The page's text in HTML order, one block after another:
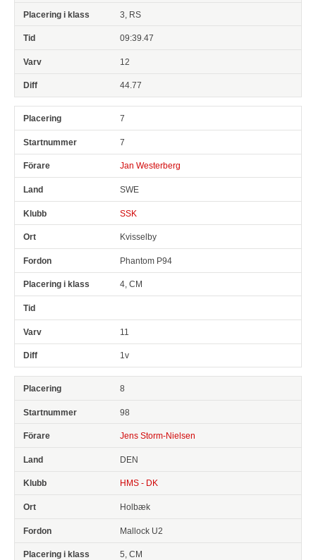
3, RS
09:39.47
12
44.77
7
7
Jan Westerberg
SWE
SSK
Kvisselby
Phantom P94
4, CM
11
1v
8
98
Jens Storm-Nielsen
DEN
HMS - DK
Holbæk
Mallock U2
5, CM